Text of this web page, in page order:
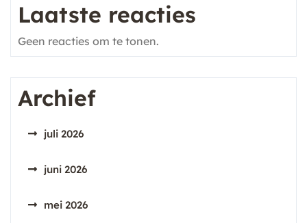
Laatste reacties
Geen reacties om te tonen.
Archief
juli 2026
juni 2026
mei 2026